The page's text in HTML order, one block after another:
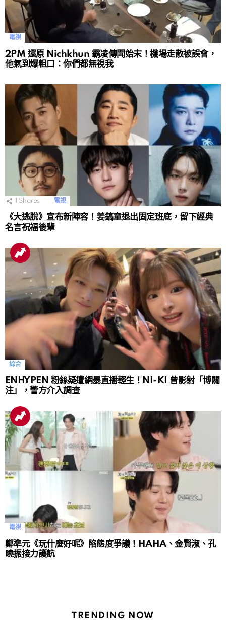
電視
2PM 還原 Nichkhun 霸凌傳聞始末！機場走散被誤會，
他氣到爆粗口：你們都無視我
Shares 電視
《大逃脫》宣布新陣容！姜鎬童退出固定班底，留下經典
名言祝福後輩
綜合
ENHYPEN 粉絲疑遭網暴直播輕生！NI-KI 曾影射「博關
注」，警方介入調查
電視
鄭準元《玩什麼好呢》陷態度爭議！HAHA、金賢淑、孔
曉振接力護航
TRENDING NOW